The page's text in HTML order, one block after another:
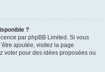
?
par phpBB Limited. Si vous
ajoutée, visitez la page
voter pour des idées proposées ou